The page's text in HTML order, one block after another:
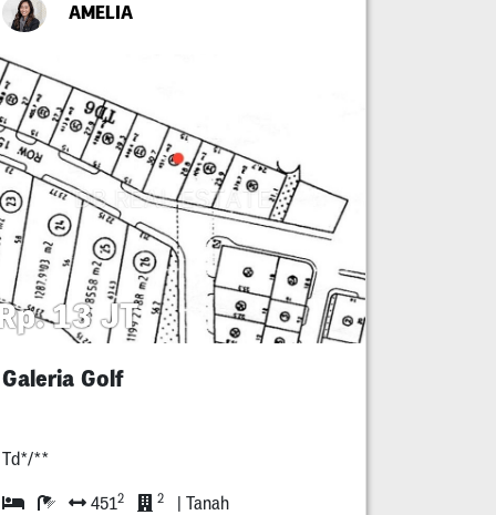
AMELIA
13 JT
Galeria Golf
Td*/**
4512 2 | Tanah